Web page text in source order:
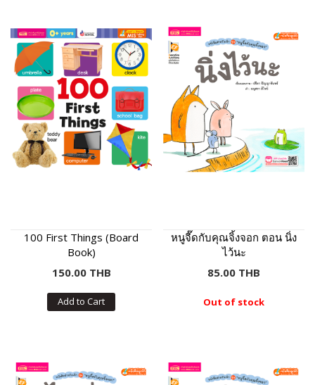
100 First Things (Board
Book)
150.00 THB
Add to Cart
หนูจี๊ดกับคุณจิ้งจอก ตอน นิ่ง
ไว้นะ
85.00 THB
Out of stock